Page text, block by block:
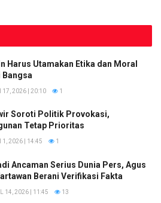
Harus Utamakan Etika dan Moral
Bangsa
17, 2026 | 20:10 1
Soroti Politik Provokasi,
Tetap Prioritas
1, 2026 | 14:45 1
Ancaman Serius Dunia Pers, Agus
Berani Verifikasi Fakta
14, 2026 | 11:45 13